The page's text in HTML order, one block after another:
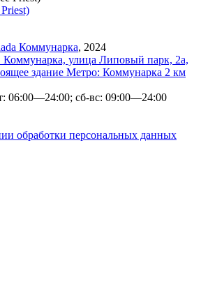
Коммунарка, 2024
Коммунарка, улица Липовый парк, 2а,
здание Метро: Коммунарка 2 км
06:00—24:00; сб-вс: 09:00—24:00
обработки персональных данных